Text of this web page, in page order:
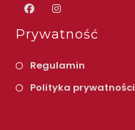
Prywatność
Regulamin
Polityka prywatności